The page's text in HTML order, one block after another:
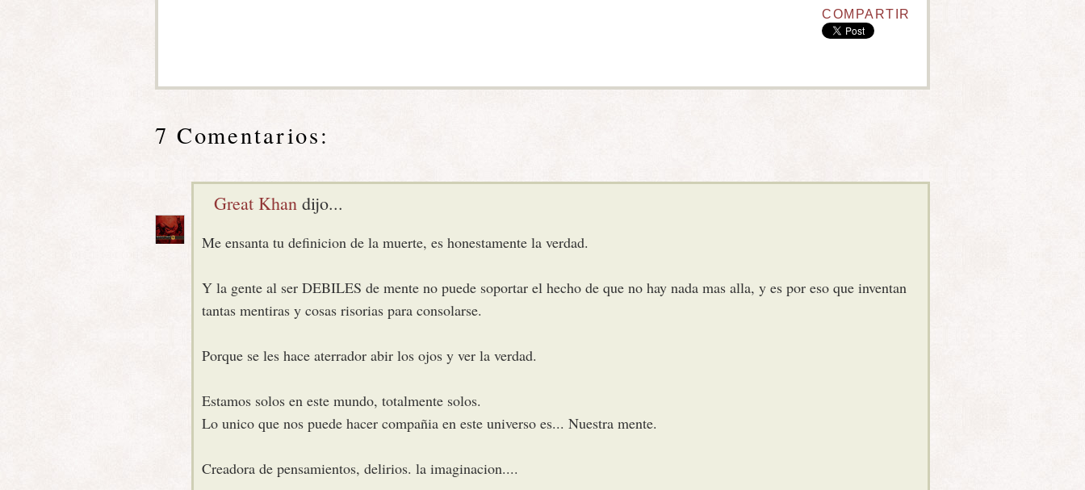
COMPARTIR
7 Comentarios:
Great Khan dijo...
Me ensanta tu definicion de la muerte, es honestamente la verdad.
Y la gente al ser DEBILES de mente no puede soportar el hecho de que no hay nada mas alla, y es por eso que inventan
tantas mentiras y cosas risorias para consolarse.
Porque se les hace aterrador abir los ojos y ver la verdad.
Estamos solos en este mundo, totalmente solos.
Lo unico que nos puede hacer compañia en este universo es... Nuestra mente.
Creadora de pensamientos, delirios. la imaginacion....